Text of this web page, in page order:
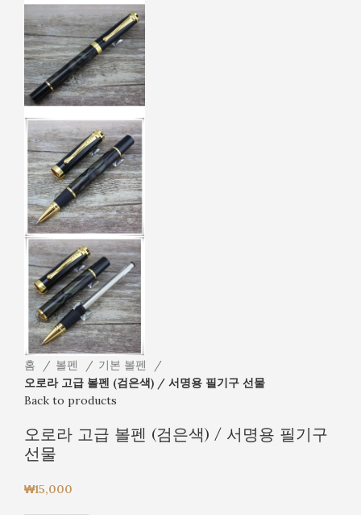
홈 볼펜
기본 볼펜
오로라 고급 볼펜 (검은색) / 서명용 필기구 선물
Back to products
오로라 고급 볼펜 (검은색) / 서명용 필기구
선물
₩15,000